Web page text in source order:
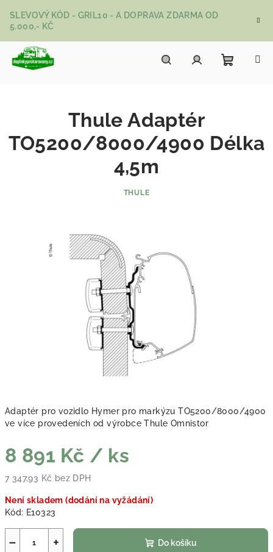
SLEVOVÝ KÓD - GRIL10 - A DOPRAVA ZDARMA OD
5.000,- KČ
Adaptér pro vozidlo Hymer pro markýzu TO5200/8000/4900
ve více provedeních od výrobce Thule Omnistor
8 891 Kč / ks
7 347,93 Kč bez DPH
Není skladem (dodání na vyžádání)
Kód: E10323
+
− Do košíku
Thule Adaptér
TO5200/8000/4900 Délka
4,5m
THULE